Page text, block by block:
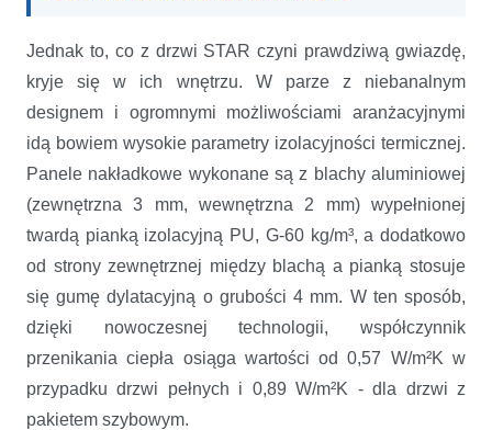
Jednak to, co z drzwi STAR czyni prawdziwą gwiazdę,
kryje się w ich wnętrzu. W parze z niebanalnym
designem i ogromnymi możliwościami aranżacyjnymi
idą bowiem wysokie parametry izolacyjności termicznej.
Panele nakładkowe wykonane są z blachy aluminiowej
(zewnętrzna 3 mm, wewnętrzna 2 mm) wypełnionej
twardą pianką izolacyjną PU, G-60 kg/m³, a dodatkowo
od strony zewnętrznej między blachą a pianką stosuje
się gumę dylatacyjną o grubości 4 mm. W ten sposób,
dzięki nowoczesnej technologii, współczynnik
przenikania ciepła osiąga wartości od 0,57 W/m²K w
przypadku drzwi pełnych i 0,89 W/m²K - dla drzwi z
pakietem szybowym.